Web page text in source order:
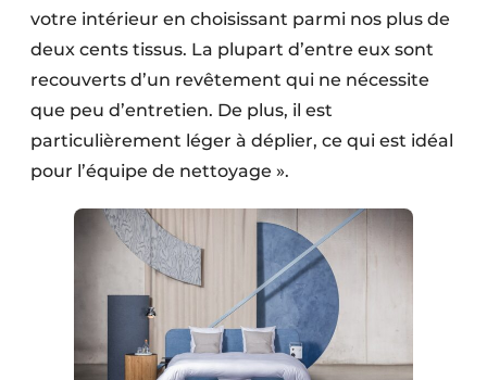
votre intérieur en choisissant parmi nos plus de
deux cents tissus. La plupart d’entre eux sont
recouverts d’un revêtement qui ne nécessite
que peu d’entretien. De plus, il est
particulièrement léger à déplier, ce qui est idéal
pour l’équipe de nettoyage ».